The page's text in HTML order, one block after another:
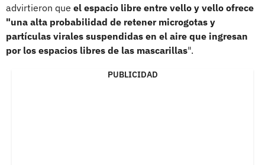
advirtieron que el espacio libre entre vello y vello ofrece
"una alta probabilidad de retener microgotas y
partículas virales suspendidas en el aire que ingresan
por los espacios libres de las mascarillas".
PUBLICIDAD